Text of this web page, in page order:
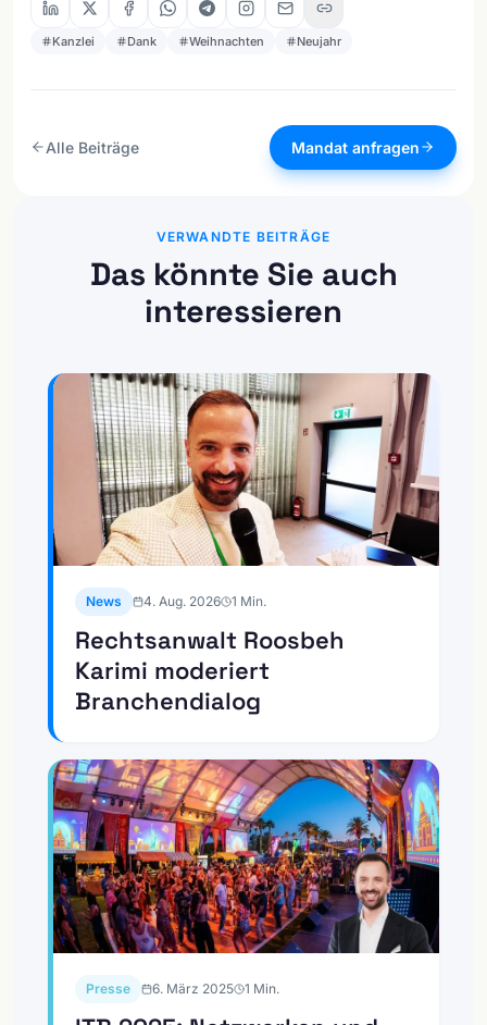
Kanzlei Dank Weihnachten Neujahr
Alle Beiträge Mandat anfragen
VERWANDTE BEITRÄGE
Das könnte Sie auch
interessieren
News 4. Aug. 2026 1 Min.
Rechtsanwalt Roosbeh
Karimi moderiert
Branchendialog
Presse 6. März 2025 1 Min.